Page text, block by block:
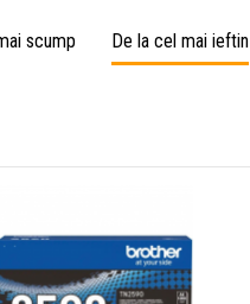
scump
De la cel mai ieftin